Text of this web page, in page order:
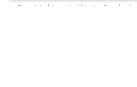
Euro. Werktags sind hier im